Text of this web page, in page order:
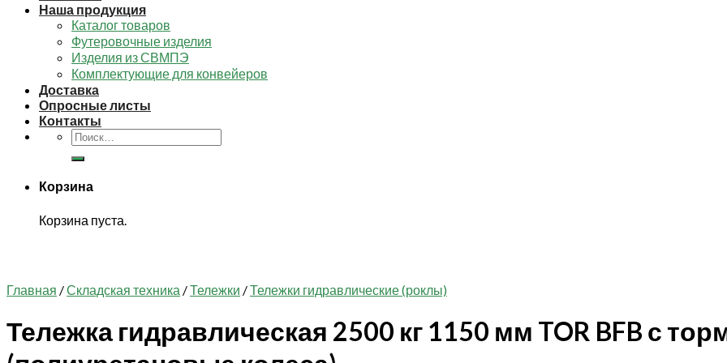
Наша продукция
Каталог товаров
Футеровочные изделия
Изделия из СВМПЭ
Комплектующие для конвейеров
Доставка
Опросные листы
Контакты
Искать:
Корзина
Корзина пуста.
Главная /Складская техника /Тележки /Тележки гидравлические (роклы)
Тележка гидравлическая 2500 кг 1150 мм TOR BFB с